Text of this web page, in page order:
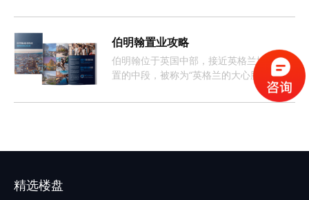
伯明翰置业攻略
伯明翰位于英国中部，接近英格兰地理位
置的中段，被称为“英格兰的大心脏”。整座
城市约有368万人口，这样的人口数量促使
伯明翰的租房市场长期呈现供不应求的情
精选楼盘